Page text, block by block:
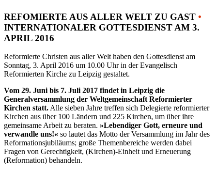
REFOMIERTE AUS ALLER WELT ZU GAST •
INTERNATIONALER GOTTESDIENST AM 3.
APRIL 2016
Reformierte Christen aus aller Welt haben den Gottesdienst am
Sonntag, 3. April 2016 um 10.00 Uhr in der Evangelisch
Reformierten Kirche zu Leipzig gestaltet.
Vom 29. Juni bis 7. Juli 2017 findet in Leipzig die
Generalversammlung der Weltgemeinschaft Reformierter
Kirchen statt.Alle sieben Jahre treffen sich Delegierte reformierter
Kirchen aus über 100 Ländern und 225 Kirchen, um über ihre
gemeinsame Arbeit zu beraten. »Lebendiger Gott, erneure und
verwandle uns!« so lautet das Motto der Versammlung im Jahr des
Reformationsjubiläums; große Themenbereiche werden dabei
Fragen von Gerechtigkeit, (Kirchen)-Einheit und Erneuerung
(Reformation) behandeln.